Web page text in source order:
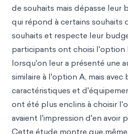
de souhaits mais dépasse leur
qui répond à certains souhaits
souhaits et respecte leur
participants ont choisi l'option
lorsqu'on leur a présenté une
similaire à l'option A, mais avec
caractéristiques et
ont été plus enclins à choisir
avaient l'impression d'en avoir
Cette étude montre que